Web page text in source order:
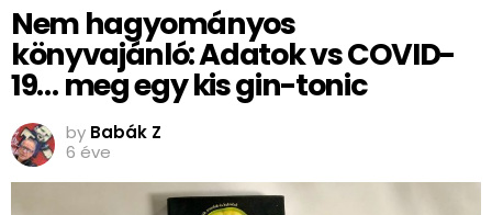
Nem hagyományos
könyvajánló: Adatok vs COVID-
19… meg egy kis gin-tonic
by Babák Z
6 éve